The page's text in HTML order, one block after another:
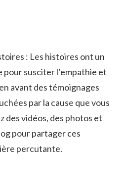
:⁤ Les histoires ⁣ont un
⁢pour ⁣susciter l’empathie et
⁢avant des⁢ témoignages
par la cause que vous‍
des vidéos,⁢ des photos et
pour partager ces
percutante.